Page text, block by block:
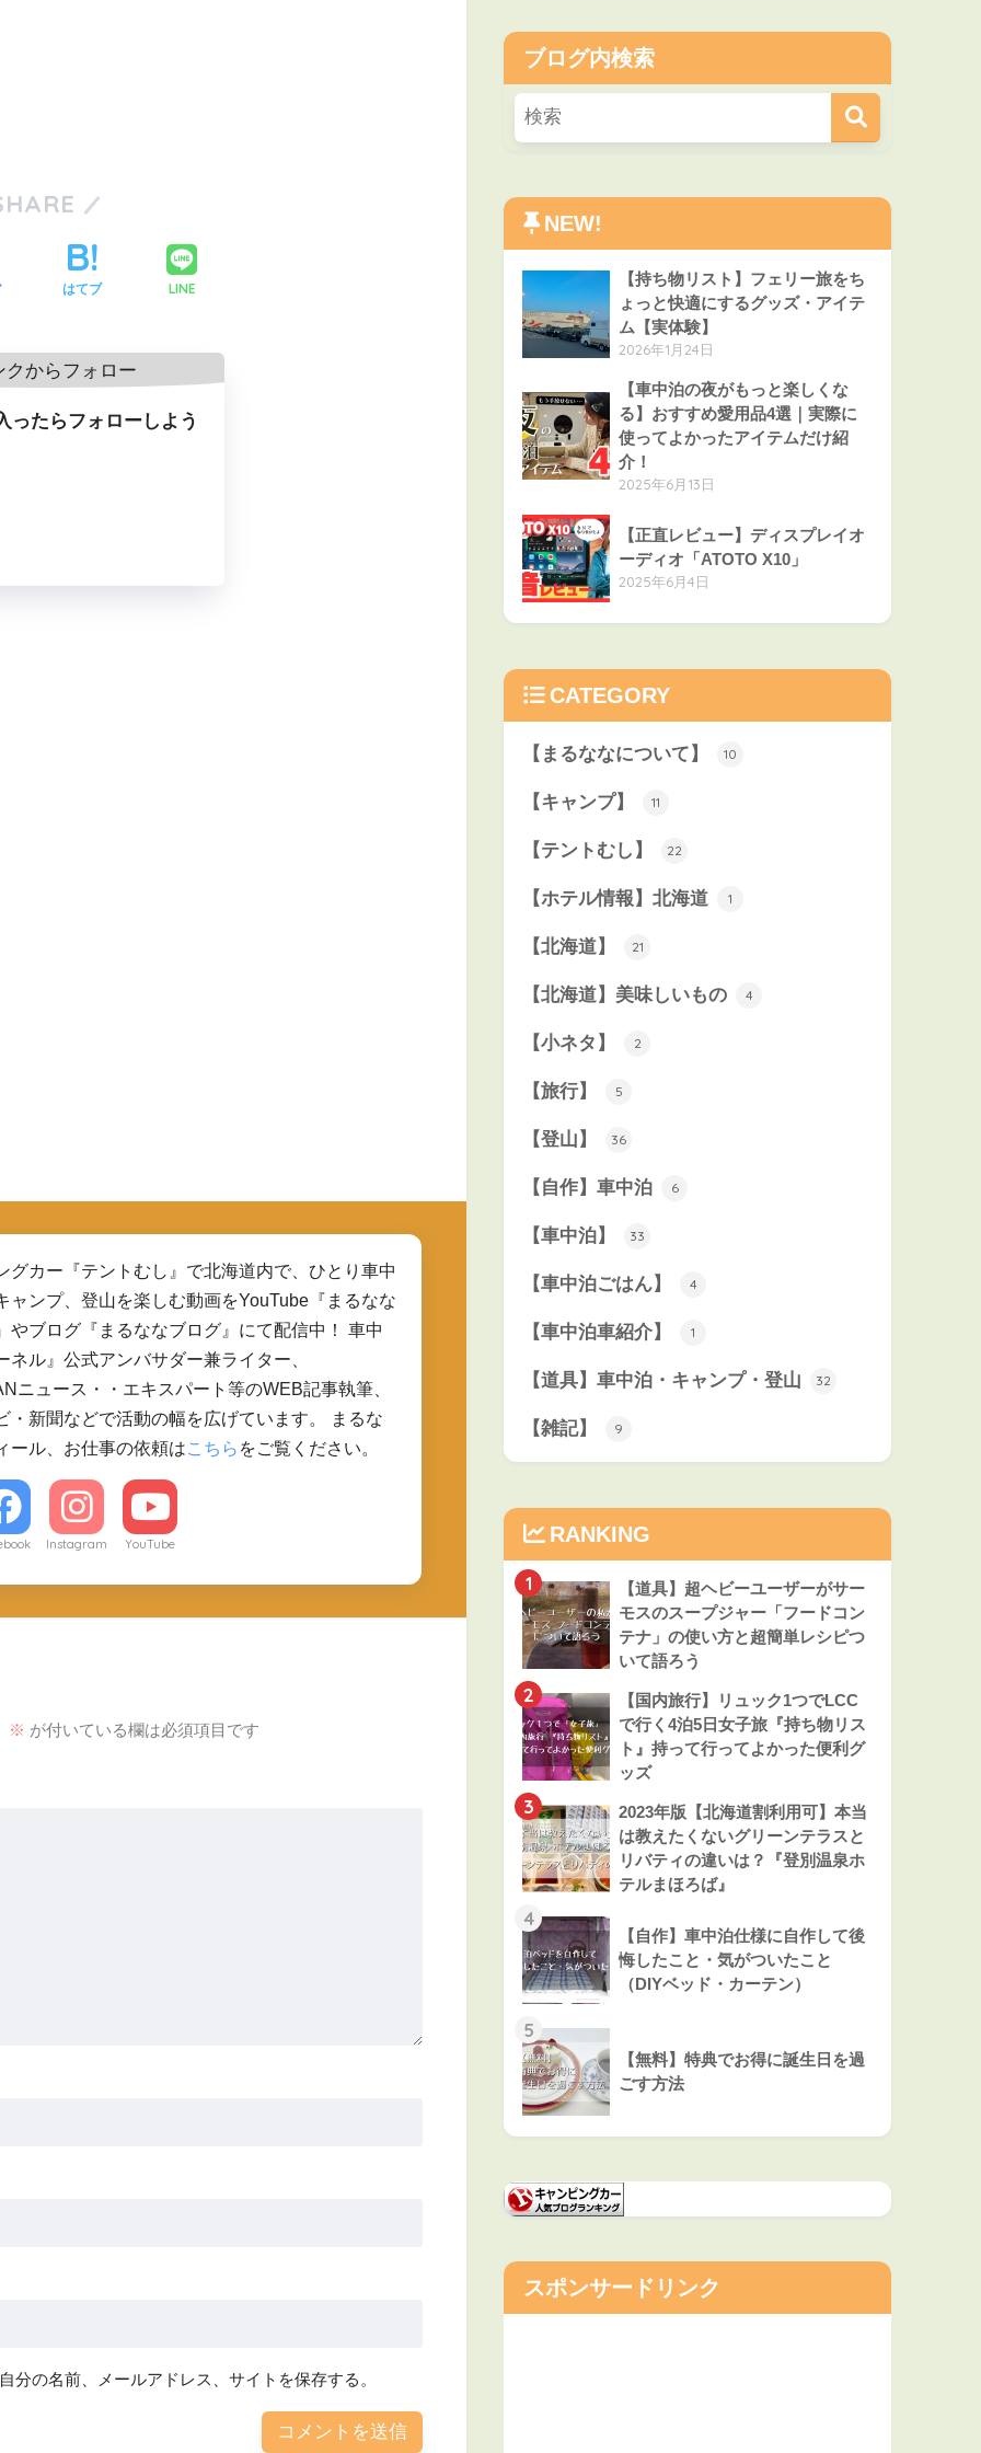
はてブ LINE
ったらフォローしよう
グカー『テントむし』で北海道内で、ひとり車中
ャンプ、登山を楽しむ動画をYouTube『まるなな
やブログ『まるななブログ』にて配信中！ 車中
ネル』公式アンバサダー兼ライター、
ニュース・・エキスパート等のWEB記事執筆、
・新聞などで活動の幅を広げています。 まるな
ール、お仕事の依頼はこちら をご覧ください。
Instagram YouTube
※ が付いている欄は必須項目です
の名前、メールアドレス、サイトを保存する。
ブログ内検索
NEW!
【持ち物リスト】フェリー旅をち
ょっと快適にするグッズ・アイテ
ム【実体験】
2026年1月24日
【車中泊の夜がもっと楽しくな
る】おすすめ愛用品4選｜実際に
使ってよかったアイテムだけ紹
介！
2025年6月13日
【正直レビュー】ディスプレイオ
ーディオ「ATOTO X10」
2025年6月4日
CATEGORY
【まるななについて】 10
【キャンプ】 11
【テントむし】 22
【ホテル情報】北海道 1
【北海道】 21
【北海道】美味しいもの 4
【小ネタ】 2
【旅行】 5
【登山】 36
【自作】車中泊 6
【車中泊】 33
【車中泊ごはん】 4
【車中泊車紹介】 1
【道具】車中泊・キャンプ・登山 32
【雑記】 9
RANKING
1
【道具】超ヘビーユーザーがサー
モスのスープジャー「フードコン
テナ」の使い方と超簡単レシピつ
いて語ろう
2
【国内旅行】リュック1つでLCC
で行く4泊5日女子旅『持ち物リス
ト』持って行ってよかった便利グ
ッズ
3
2023年版【北海道割利用可】本当
は教えたくないグリーンテラスと
リバティの違いは？『登別温泉ホ
テルまほろば』
4
【自作】車中泊仕様に自作して後
悔したこと・気がついたこと
（DIYベッド・カーテン）
5
【無料】特典でお得に誕生日を過
ごす方法
スポンサードリンク